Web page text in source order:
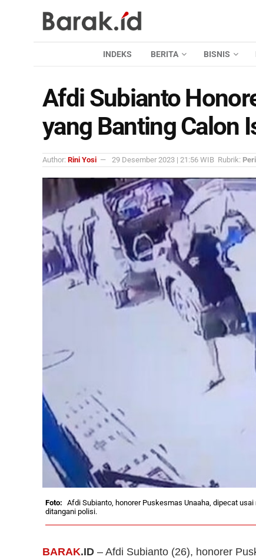
INDEKS BERITA BISNIS
Afdi Subianto
yang Banting Calon
Author: Rini Yosi 29 Desember 2023 | 21:56 WIB Rubrik:
Afdi Subianto, honorer Puskesmas Unaaha, dipecat
ditangani polisi.
BARAK.ID – Afdi Subianto (26), honorer